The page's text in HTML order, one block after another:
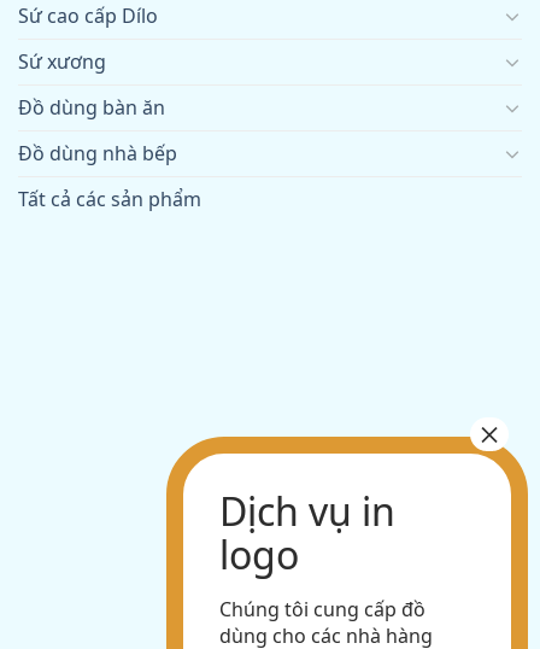
Sứ cao cấp Dílo
Sứ xương
Đồ dùng bàn ăn
Đồ dùng nhà bếp
Tất cả các sản phẩm
Chúng tôi cung cấp đồ
dùng cho các nhà hàng